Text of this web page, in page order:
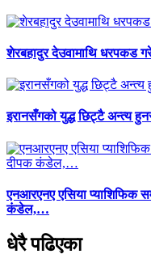
शेरबहादुर देउवामाथि धरपकड
इरानसँगको युद्ध छिट्टै अन्त्य
एनआरएनए एसिया प्याशिफिक
कंडेल,…
धेरै पढिएका